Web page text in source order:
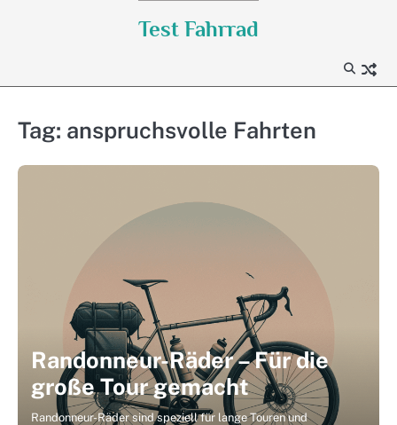
Test Fahrrad
Tag: anspruchsvolle Fahrten
Randonneur-Räder – Für die
große Tour gemacht
Randonneur-Räder sind speziell für lange Touren und